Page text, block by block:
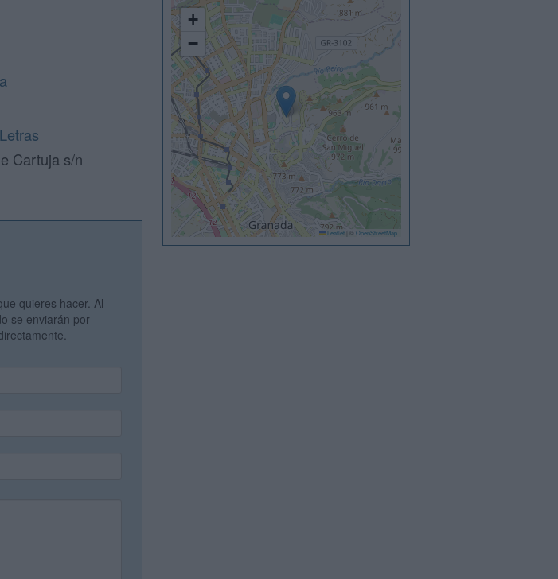
Cartuja s/n
quieres hacer. Al
se enviarán por
+
−
Leaflet © OpenStreetMap